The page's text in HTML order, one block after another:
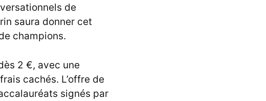
de
saura donner cet
champions.
2 €, avec une
cachés. L’offre de
signés par